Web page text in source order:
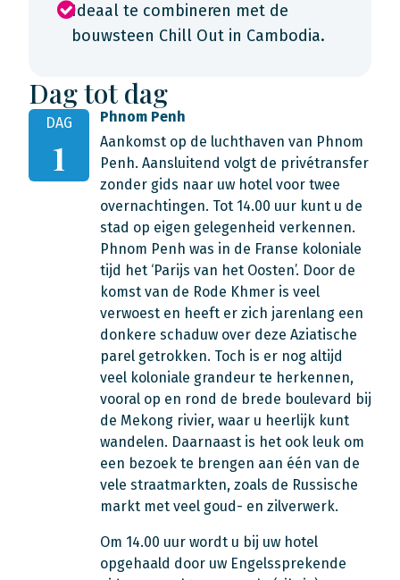
Ideaal te combineren met de
bouwsteen Chill Out in Cambodia.
Dag tot dag
DAG
1
Phnom Penh
Aankomst op de luchthaven van Phnom
Penh. Aansluitend volgt de privétransfer
zonder gids naar uw hotel voor twee
overnachtingen. Tot 14.00 uur kunt u de
stad op eigen gelegenheid verkennen.
Phnom Penh was in de Franse koloniale
tijd het ‘Parijs van het Oosten’. Door de
komst van de Rode Khmer is veel
verwoest en heeft er zich jarenlang een
donkere schaduw over deze Aziatische
parel getrokken. Toch is er nog altijd
veel koloniale grandeur te herkennen,
vooral op en rond de brede boulevard bij
de Mekong rivier, waar u heerlijk kunt
wandelen. Daarnaast is het ook leuk om
een bezoek te brengen aan één van de
vele straatmarkten, zoals de Russische
markt met veel goud- en zilverwerk.
Om 14.00 uur wordt u bij uw hotel
opgehaald door uw Engelssprekende